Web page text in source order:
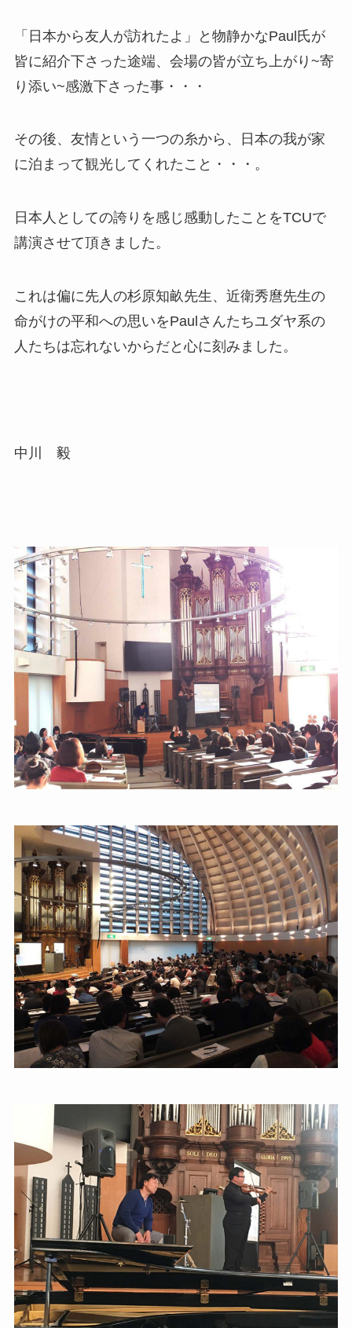
「日本から友人が訪れたよ」と物静かなPaul氏が
皆に紹介下さった途端、会場の皆が立ち上がり~寄
り添い~感激下さった事・・・
その後、友情という一つの糸から、日本の我が家
に泊まって観光してくれたこと・・・。
日本人としての誇りを感じ感動したことをTCUで
講演させて頂きました。
これは偏に先人の杉原知畝先生、近衛秀麿先生の
命がけの平和への思いをPaulさんたちユダヤ系の
人たちは忘れないからだと心に刻みました。
中川 毅